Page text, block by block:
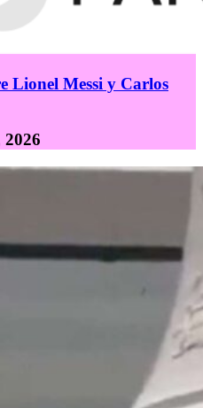
Lionel Messi y Carlos
2026